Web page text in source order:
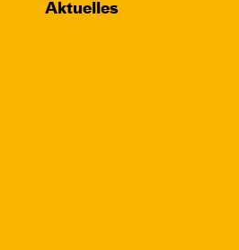
Aktuelles